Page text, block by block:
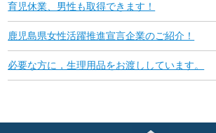
育児休業、男性も取得できます！
鹿児島県女性活躍推進宣言企業のご紹介！
必要な方に，生理用品をお渡ししています。